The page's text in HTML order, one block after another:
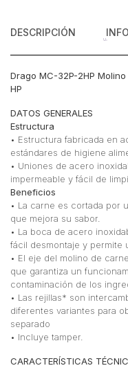
DESCRIPCIÓN
Drago MC-32P-2HP
HP
DATOS GENERALES
Estructura
• Estructura fabricada en
estándares de higiene
• Uniones de acero
impermeable y fácil de
Beneficios
• La carne es cortada por
que mejora su sabor.
• La boca de acero
fácil desmontaje y permite
• El eje del molino de
que garantiza un
contaminación de los
• Las rejillas* son
diferentes variantes para
separado
• Incluye tamper.
CARACTERÍSTICAS